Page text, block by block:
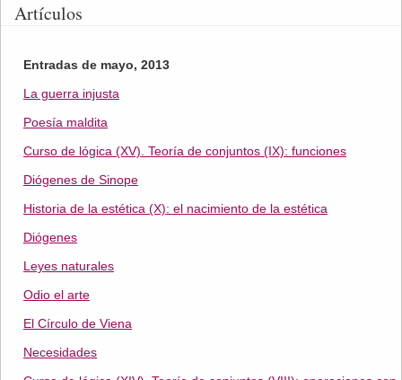
Artículos
Entradas de mayo, 2013
La guerra injusta
Poesía maldita
Curso de lógica (XV). Teoría de conjuntos (IX): funciones
Diógenes de Sinope
Historia de la estética (X): el nacimiento de la estética
Diógenes
Leyes naturales
Odio el arte
El Círculo de Viena
Necesidades